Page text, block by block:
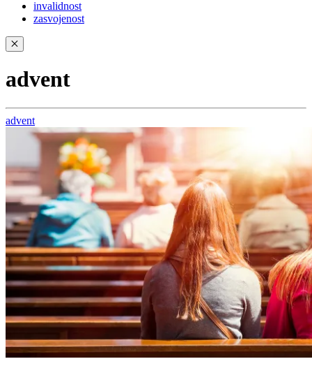
invalidnost
zasvojenost
✕
advent
advent